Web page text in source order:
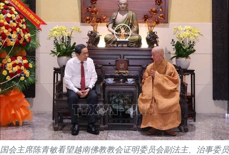
国会主席陈青敏看望越南佛教教会证明委员会副法主、治事委员